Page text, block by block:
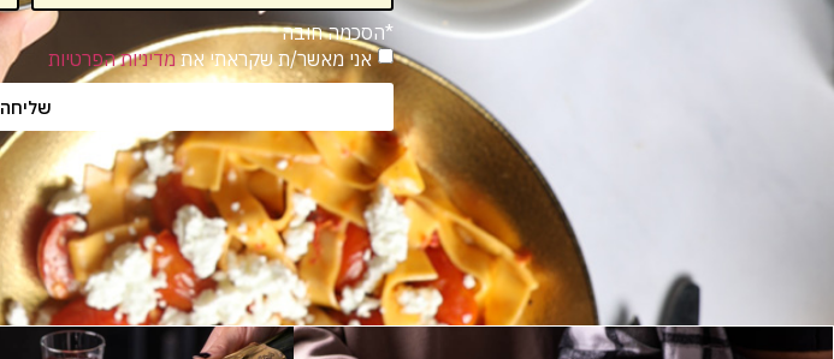
*הסכמה חובה
אני מאשר/ת שקראתי אתמדיניות הפרטיות
שליחה